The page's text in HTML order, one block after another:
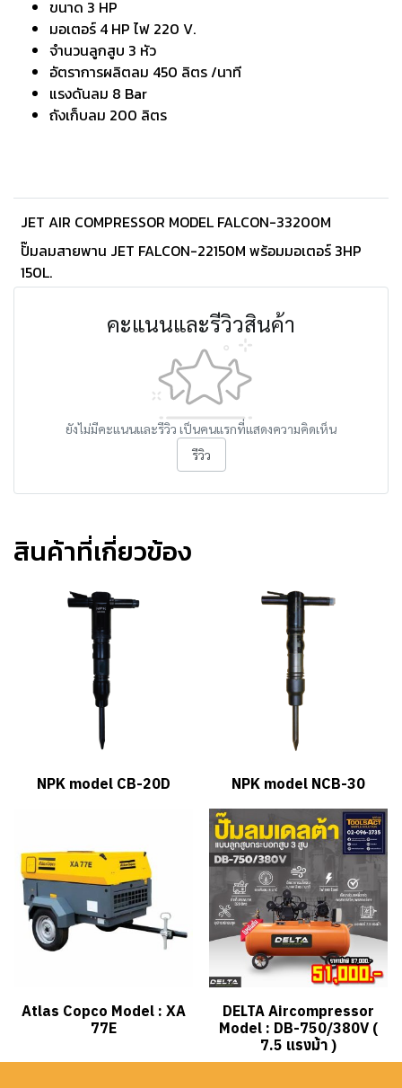
ขนาด 3 HP
มอเตอร์ 4 HP ไฟ 220 V.
จำนวนลูกสูบ 3 หัว
อัตราการผลิตลม 450 ลิตร /นาที
แรงดันลม 8 Bar
ถังเก็บลม 200 ลิตร
JET AIR COMPRESSOR MODEL FALCON-33200M
ปั๊มลมสายพาน JET FALCON-22150M พร้อมมอเตอร์ 3HP
150L.
คะแนนและรีวิวสินค้า
ยังไม่มีคะแนนและรีวิว เป็นคนแรกที่แสดงความคิดเห็น
รีวิว
สินค้าที่เกี่ยวข้อง
NPK model CB-20D NPK model NCB-30
Atlas Copco Model : XA
77E
DELTA Aircompressor
Model : DB-750/380V (
7.5 แรงม้า )